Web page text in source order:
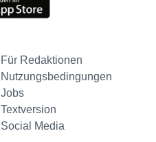
Für Redaktionen
Nutzungsbedingungen
Jobs
Textversion
Social Media